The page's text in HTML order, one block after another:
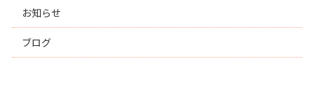
お知らせ
ブログ